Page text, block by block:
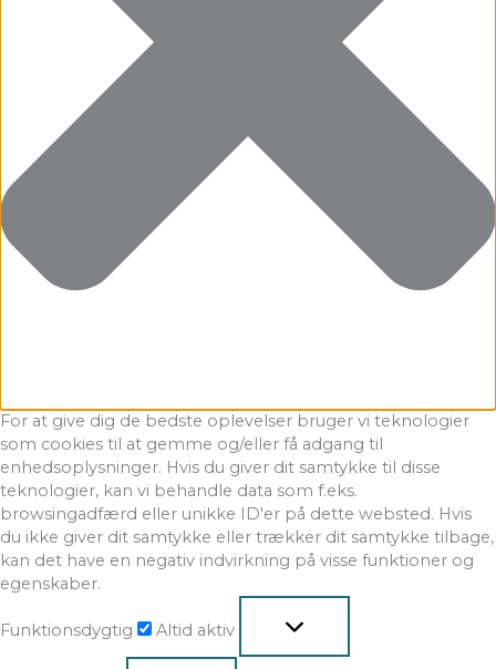
For at give dig de bedste oplevelser bruger vi teknologier
som cookies til at gemme og/eller få adgang til
enhedsoplysninger. Hvis du giver dit samtykke til disse
teknologier, kan vi behandle data som f.eks.
browsingadfærd eller unikke ID'er på dette websted. Hvis
du ikke giver dit samtykke eller trækker dit samtykke tilbage,
kan det have en negativ indvirkning på visse funktioner og
egenskaber.
Funktionsdygtig Altid aktiv